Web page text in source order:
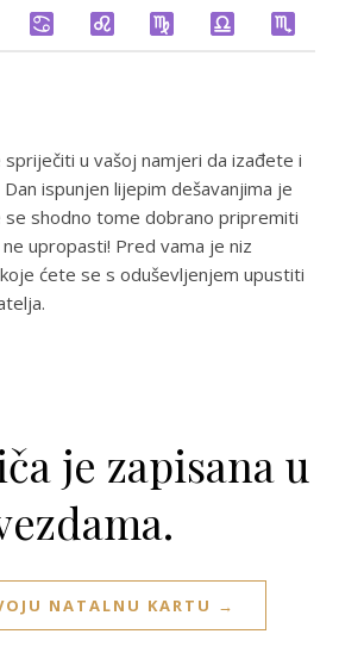
spriječiti u vašoj namjeri da izađete i
ispunjen lijepim dešavanjima je
se shodno tome dobrano pripremiti
upropasti! Pred vama je niz
ćete se s oduševljenjem upustiti
je zapisana u
NATALNU KARTU →